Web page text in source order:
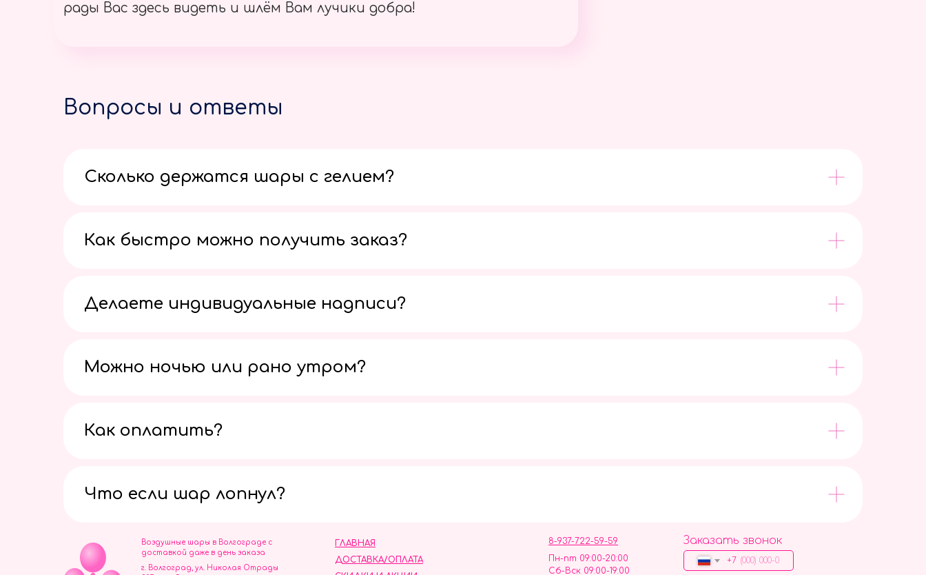
рады Вас здесь видеть и шлём Вам лучики добра!
Вопросы и ответы
Сколько держатся шары с гелием?
Как быстро можно получить заказ?
Делаете индивидуальные надписи?
Можно ночью или рано утром?
Как оплатить?
Что если шар лопнул?
ГЛАВНАЯ
ДОСТАВКА/ОПЛАТА
8-937-722-59-59
Пн-пт 09:00-20:00
Сб-Вск 09:00-19:00
Воздушные шары в Волгограде с
доставкой даже в день заказа
Заказать звонок
+7
г. Волгоград, ул. Николая Отрады